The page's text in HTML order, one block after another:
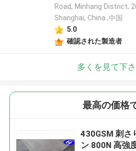
Road, Minhang District,
Shanghai, China ,中国
5.0
確認された製造者
多くを見て下
最高の価格
430GSM 刺さ
ン 800N 高強